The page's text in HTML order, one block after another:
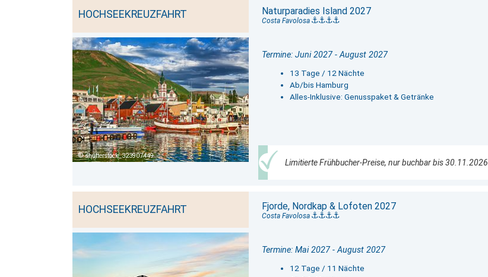
HOCHSEEKREUZFAHRT
shutterstock_323907449
Naturparadies Island 2027
Costa Favolosa
Termine: Juni 2027 - August 2027
13 Tage / 12 Nächte
Ab/bis Hamburg
Alles-Inklusive: Genusspaket & Getränke
Limitierte Frühbucher-Preise, nur buchbar bis 30.11.2026
HOCHSEEKREUZFAHRT Fjorde, Nordkap & Lofoten 2027
Costa Favolosa
Termine: Mai 2027 - August 2027
12 Tage / 11 Nächte